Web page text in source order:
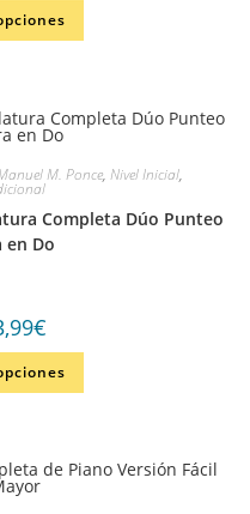
M. Ponce, Nivel Inicial,
Completa Dúo Punteo
en Do
€